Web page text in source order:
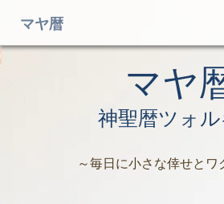
マヤ暦
マヤ
神聖暦ツォ
～毎日に小さな倖せとワ